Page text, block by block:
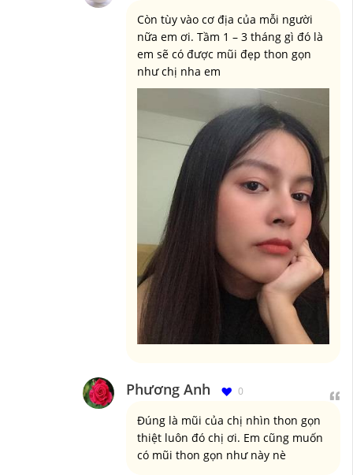
Còn tùy vào cơ địa của mỗi người
nữa em ơi. Tầm 1 – 3 tháng gì đó là
em sẽ có được mũi đẹp thon gọn
như chị nha em
Phương Anh 0
Đúng là mũi của chị nhìn thon gọn
thiệt luôn đó chị ơi. Em cũng muốn
có mũi thon gọn như này nè